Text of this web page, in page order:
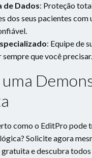
de Dados: Proteção
dos seus pacientes com
: Equipe de
sempre que você precisar.
como o EditPro pode
Solicite agora
e descubra